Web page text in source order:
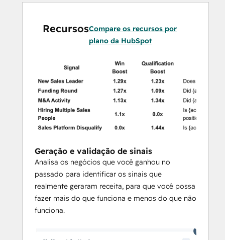
RecursosCompare os recursos por
plano da HubSpot
Geração e validação de sinais
Analisa os negócios que você ganhou no
passado para identificar os sinais que
realmente geraram receita, para que você possa
fazer mais do que funciona e menos do que não
funciona.